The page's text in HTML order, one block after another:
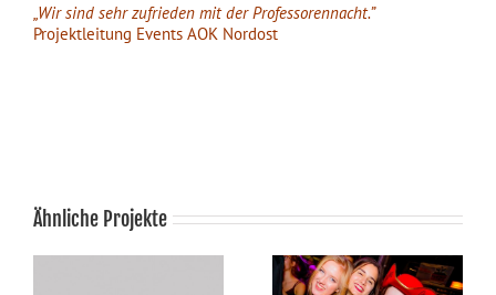
„Wir sind sehr zufrieden mit der Professorennacht.”
Projektleitung Events AOK Nordost
Ähnliche Projekte